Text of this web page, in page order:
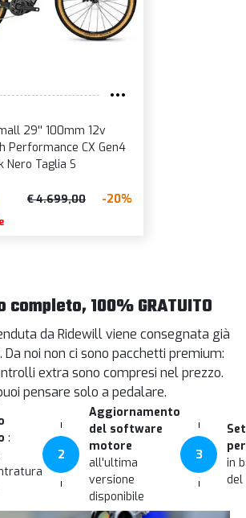
29'' 100mm 12v
Performance CX Gen4
Nero Taglia S
€ 4.699,00 -20%
100% GRATUITO
da Ridewill viene consegnata già
noi non ci sono pacchetti premium:
extra sono compresi nel prezzo.
pensare solo a pedalare.
:
2
Aggiornamento
del software
motore
all'ultima
versione
disponibile
3
in
del